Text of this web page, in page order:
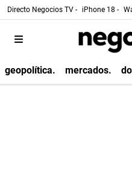
Directo Negocios TV - iPhone 18 -
geopolítica. mercados.